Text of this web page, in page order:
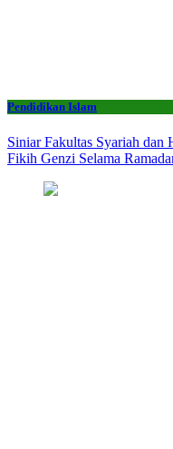
Pendidikan Islam
Siniar Fakultas Syariah
Fikih Genzi Selama